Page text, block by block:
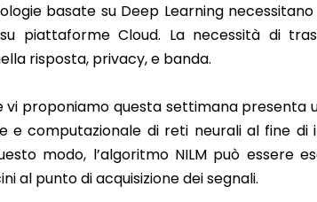
basate su Deep Learning
piattaforme Cloud. La necessità di
risposta, privacy, e banda.
vi proponiamo questa settimana presenta
e computazionale di reti neurali al fine
modo, l’algoritmo NILM può essere
al punto di acquisizione dei segnali.